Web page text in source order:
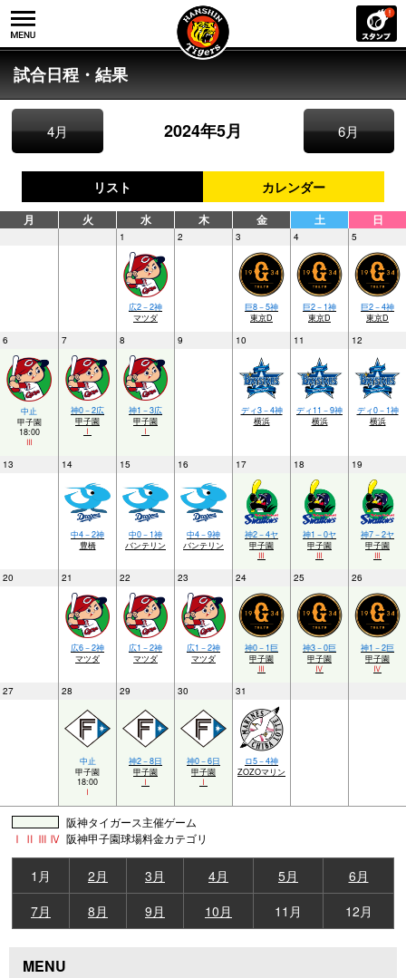
試合日程・結果
4月 2024年5月 6月
リスト カレンダー
月 火 水 木 金 土 日
1 2 3 4 5
広2－2神
マツダ
巨8－5神
東京D
巨2－1神
東京D
巨2－4神
東京D
6 7 8 9 10 11 12
中止
甲子園
18:00
Ⅲ
神0－2広
甲子園
Ⅰ
神1－3広
甲子園
Ⅰ
ディ3－4神
横浜
ディ11－9神
横浜
ディ0－1神
横浜
13 14 15 16 17 18 19
中4－2神
豊橋
中0－1神
バンテリン
中4－9神
バンテリン
神2－4ヤ
甲子園
Ⅲ
神1－0ヤ
甲子園
Ⅲ
神7－2ヤ
甲子園
Ⅲ
20 21 22 23 24 25 26
広6－2神
マツダ
広1－2神
マツダ
広1－2神
マツダ
神0－1巨
甲子園
Ⅲ
神3－0巨
甲子園
Ⅳ
神1－2巨
甲子園
Ⅳ
27 28 29 30 31
中止
甲子園
18:00
Ⅰ
神2－8日
甲子園
Ⅰ
神0－6日
甲子園
Ⅰ
ロ5－4神
ZOZOマリン
阪神タイガース主催ゲーム
Ⅰ Ⅱ Ⅲ Ⅳ 阪神甲子園球場料金カテゴリ
1月 2月 3月 4月 5月
6月
7月
8月 9月 10月 11月 12月
MENU